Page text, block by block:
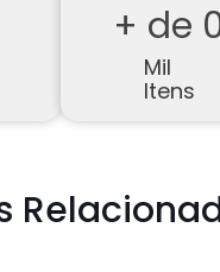
Mil
Itens
+ de